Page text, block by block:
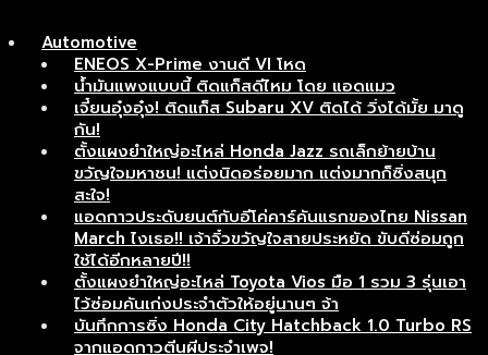
Automotive
ENEOS X-Prime งานดี VI โหด
น้ำมันแพงแบบนี้ ติดแก็สดีไหม โดย แอดแมว
เจี๋ยนอุ๋งอุ๋ง! ติดแก็ส Subaru XV ติดได้ วิ่งได้มั้ย มาดู
กัน!
ตั้งแผงยำใหญ่อะไหล่ Honda Jazz รถเล็กย้ายบ้าน
ขวัญใจมหาชน! แต่งนิดอร่อยมาก แต่งมากก็ซิ่งสนุก
สะใจ!
แอดกาวประดับยนต์กับอีโค่คาร์คันแรกของไทย Nissan
March ไงเธอ!! เจ้าจิ๋วขวัญใจสายประหยัด ขับดีซ่อมถูก
ใช้ได้อีกหลายปี!!
ตั้งแผงยำใหญ่อะไหล่ Toyota Vios มือ 1 รวม 3 รุ่นเอา
ไว้ซ่อมคันเก่งประจำตัวให้อยู่นานๆ จ้า
บันทึกการซิ่ง Honda City Hatchback 1.0 Turbo RS
จากแอดกาวตีนผีประจำเพจ!